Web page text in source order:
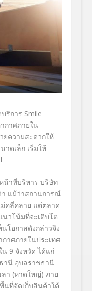
ริการ Smile
กาศภายใน
ยความสะดวกให้
าดเล็ก เริ่มให้
น้าที่บริหาร บริษัท
า แม้ว่าสถานการณ์
ม่คลี่คลาย แต่ตลาด
นวโน้มที่จะเติบโต
โอกาสดังกล่าวจึง
าศภายในประเทศ
น 9 จังหวัด ได้แก่
านี อุบลราชธานี
า (หาดใหญ่) ภาย
นที่จัดเก็บสินค้าใต้